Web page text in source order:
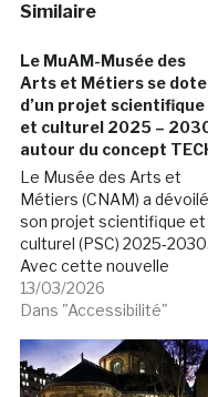
Similaire
Le MuAM-Musée des
Arts et Métiers se dote
d’un projet scientifique
et culturel 2025 –
autour du concept
Le Musée des Arts et
Métiers (CNAM) a dévoilé
son projet scientifique et
culturel (PSC) 2025‑2030.
Avec cette nouvelle
feuille de route, le musée
s’engage dans une
modernisation tournée
vers ses publics, ouverte
13/03/2026
Dans "Accessibilité"